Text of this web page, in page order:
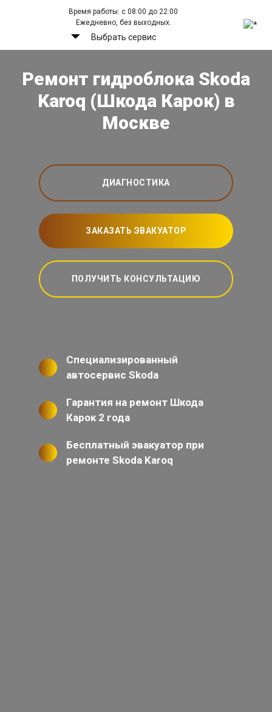
Время работы: с 08:00 до 22:00
Ежедневно, без выходных.
Выбрать сервис
Ремонт гидроблока Skoda
Karoq (Шкода Карок) в
Москве
ДИАГНОСТИКА
ЗАКАЗАТЬ ЭВАКУАТОР
ПОЛУЧИТЬ КОНСУЛЬТАЦИЮ
Специализированный
автосервис Skoda
Гарантия на ремонт Шкода
Карок 2 года
Бесплатный эвакуатор при
ремонте Skoda Karoq